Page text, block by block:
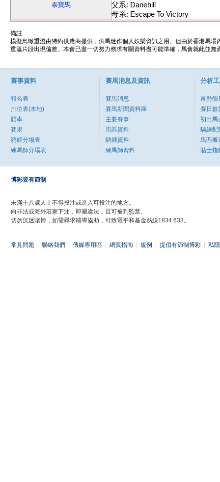
泰寶馬
父系: Danehill
母系: Escape To Victory
備註
模擬鳥瞰重溫由特約供應商提供，供馬迷作個人娛樂資訊之用。但由於香港馬
重溫片段出現偏差。本會已盡一切努力務求有關資料盡可能準確，馬會就此並
賽事資料
報名表
排位表(本地)
賠率
賽果
騎師分場表
練馬師分場表
賽馬消息及資訊
賽馬消息
賽馬新聞資料庫
主要賽事
馬匹資料
騎師資料
練馬師資料
分析
速勢能
賽日數
初出馬
騎練配
馬匹搬
貼士指
博彩要有節制
未滿十八歲人士不得投注或進入可投注的地方。
向非法或海外莊家下注，即屬違法，且可被判監禁。
切勿沉迷賭博，如需尋求輔導協助，可致電平和基金熱線1834 633。
常見問題 聯絡我們 傳媒專用區 網頁指南 規例 提倡有節制博彩 私